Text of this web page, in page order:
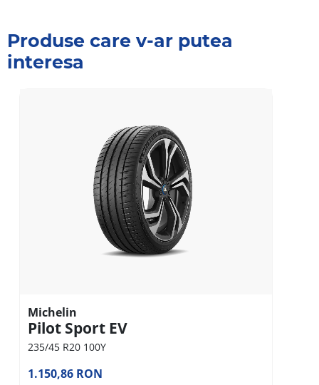
Produse care v-ar putea
interesa
Michelin
Pilot Sport EV
235/45 R20 100Y
1.150,86 RON